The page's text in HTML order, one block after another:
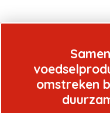
omstreken